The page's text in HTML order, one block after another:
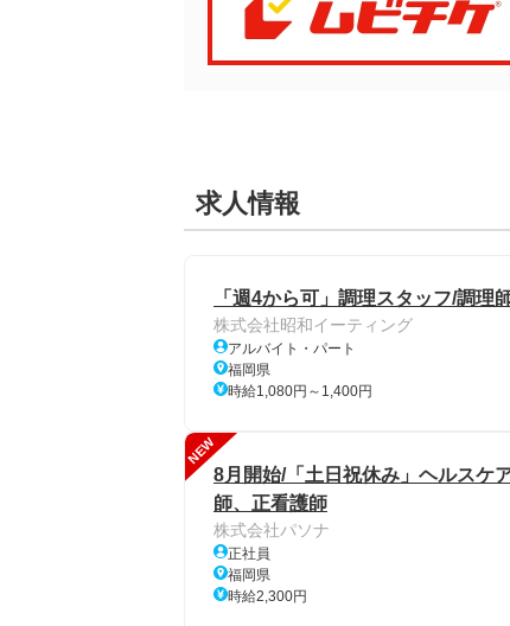
求人情報
「週4から可」調理スタッフ/調理
株式会社昭和イーティング
アルバイト・パート
福岡県
時給1,080円～1,400円
NEW
8月開始/「土日祝休み」ヘルスケ
師、正看護師
株式会社パソナ
正社員
福岡県
時給2,300円